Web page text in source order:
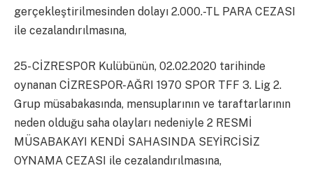
gerçekleştirilmesinden dolayı 2.000.-TL PARA CEZASI
ile cezalandırılmasına,
25- CİZRESPOR Kulübünün, 02.02.2020 tarihinde
oynanan CİZRESPOR-AĞRI 1970 SPOR TFF 3. Lig 2.
Grup müsabakasında, mensuplarının ve taraftarlarının
neden olduğu saha olayları nedeniyle 2 RESMİ
MÜSABAKAYI KENDİ SAHASINDA SEYİRCİSİZ
OYNAMA CEZASI ile cezalandırılmasına,